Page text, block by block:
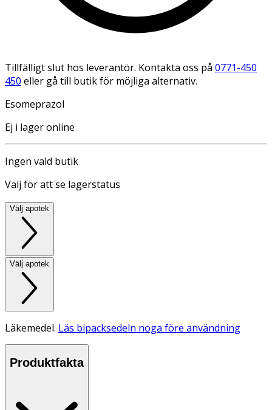
Tillfälligt slut hos leverantör. Kontakta oss på 0771-450
450 eller gå till butik för möjliga alternativ.
Esomeprazol
Ej i lager online
Ingen vald butik
Välj för att se lagerstatus
Välj apotek
Välj apotek
Läkemedel. Läs bipacksedeln noga före användning
Produktfakta